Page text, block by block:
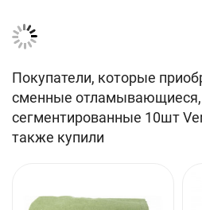
Количество: 10 шт
Покупатели, которые
сменные
сегментированные 10шт
также купили